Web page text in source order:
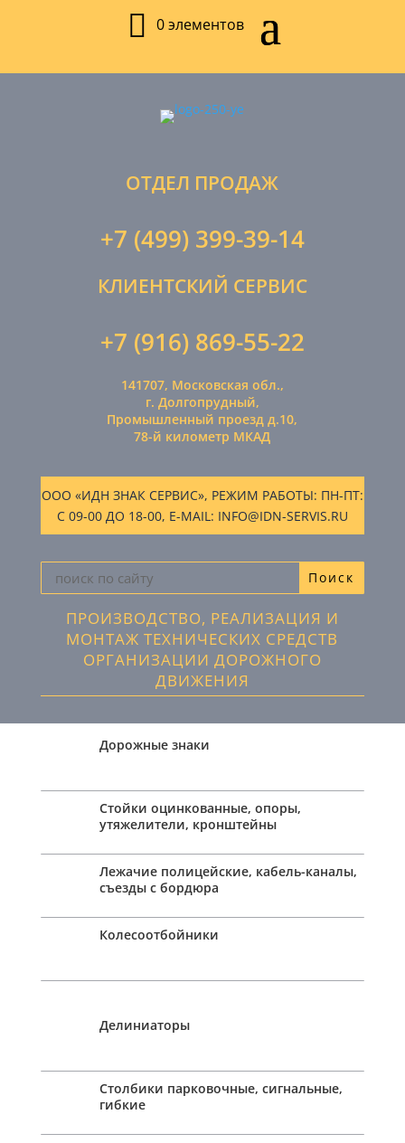
0 элементов
ОТДЕЛ ПРОДАЖ
+7 (499) 399-39-14
КЛИЕНТСКИЙ СЕРВИС
+7 (916) 869-55-22
141707, Московская обл.,
г. Долгопрудный,
Промышленный проезд д.10,
78-й километр МКАД
ООО «ИДН ЗНАК СЕРВИС», РЕЖИМ РАБОТЫ: ПН-ПТ:
С 09-00 ДО 18-00, E-MAIL: INFO@IDN-SERVIS.RU
ПРОИЗВОДСТВО, РЕАЛИЗАЦИЯ И
МОНТАЖ ТЕХНИЧЕСКИХ СРЕДСТВ
ОРГАНИЗАЦИИ ДОРОЖНОГО
ДВИЖЕНИЯ
Дорожные знаки
Стойки оцинкованные, опоры,
утяжелители, кронштейны
Лежачие полицейские, кабель-каналы,
съезды с бордюра
Колесоотбойники
Делиниаторы
Столбики парковочные, сигнальные,
гибкие